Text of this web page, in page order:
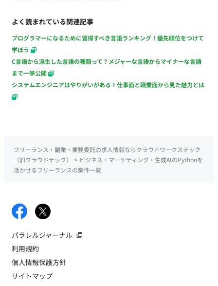
よく読まれている関連記事
プログラマーになるために習得すべき言語ランキング！優先順位をつけて
学ぼう
C言語から派生した言語の種類って？メジャーな言語からマイナーな言語
まで一挙公開
システムエンジニアはやりがいがある！仕事面と職業面から見た魅力とは
フリーランス・副業・業務委託の求人情報ならクラウドワークステック
（旧クラウドテック）
> ビジネス・マーケティング・生成AIのPythonを
活かせるフリーランスの案件一覧
パラレルジャーナル
利用規約
個人情報保護方針
サイトマップ